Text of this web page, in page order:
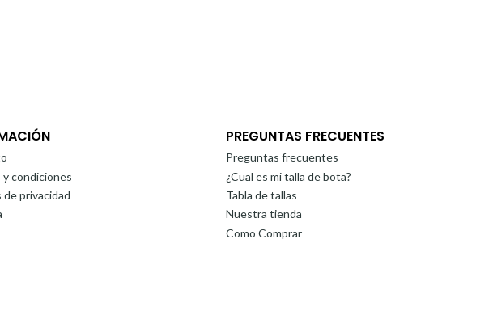
y condiciones
de privacidad
PREGUNTAS FRECUENTES
Preguntas frecuentes
¿Cual es mi talla de bota?
Tabla de tallas
Nuestra tienda
Como Comprar